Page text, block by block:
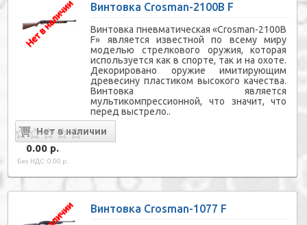
Винтовка Crosman-2100B F
Винтовка пневматическая «Crosman-2100В
F» является известной по всему миру
моделью стрелкового оружия, которая
используется как в спорте, так и на охоте.
Декорировано оружие имитирующим
древесину пластиком высокого качества.
Винтовка является
мультикомпрессионной, что значит, что
перед выстрело..
0.00 р.
Без НДС: 0.00 р.
Винтовка Crosman-1077 F